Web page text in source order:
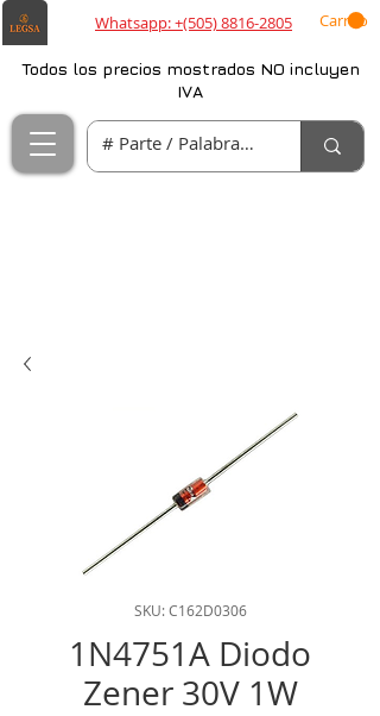
Whatsapp: +(505) 8816-2805 Carrito
Todos los precios mostrados NO incluyen
IVA
SKU: C162D0306
1N4751A Diodo
Zener 30V 1W